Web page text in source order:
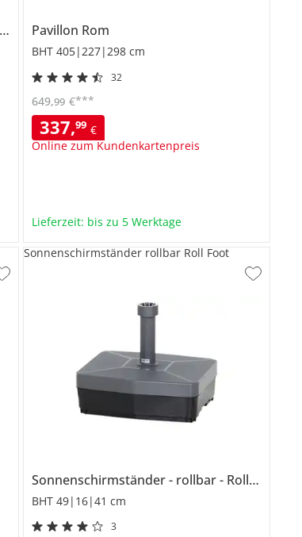
Doppler Select
Pavillon Rom
BHT 405|227|298 cm
32
337,99 €
Online zum Kundenkartenpreis
649,99 €***
Lieferzeit: bis zu 5 Werktage
Sonnenschirmständer rollbar Roll Foot
BHT 49|16|41 cm
3
Sonnenschirmständer rollbar Roll Foot